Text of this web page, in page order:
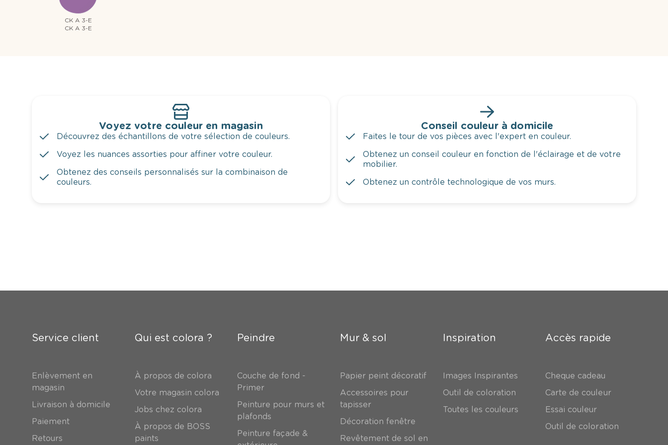
CK A 3-E
CK A 3-E
Voyez votre couleur en magasin
Découvrez des échantillons de votre sélection de couleurs.
Voyez les nuances assorties pour affiner votre couleur.
Obtenez des conseils personnalisés sur la combinaison de
couleurs.
Conseil couleur à domicile
Faites le tour de vos pièces avec l'expert en couleur.
Obtenez un conseil couleur en fonction de l'éclairage et de votre
mobilier.
Obtenez un contrôle technologique de vos murs.
Service client
Enlèvement en
magasin
Livraison à domicile
Paiement
Retours
Qui est colora ?
À propos de colora
Votre magasin colora
Jobs chez colora
À propos de BOSS
paints
Peindre
Couche de fond -
Primer
Peinture pour murs et
plafonds
Peinture façade &
Mur & sol
Papier peint décoratif
Accessoires pour
tapisser
Décoration fenêtre
Revêtement de sol en
Inspiration
Images Inspirantes
Outil de coloration
Toutes les couleurs
Accès rapide
Cheque cadeau
Carte de couleur
Essai couleur
Outil de coloration